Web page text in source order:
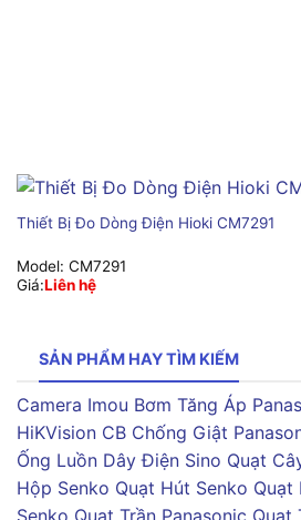
Thiết Bị Đo Dòng Điện Hioki CM7291
Model: CM7291
Giá:Liên hệ
SẢN PHẨM HAY TÌM KIẾM
Camera Imou Bơm Tăng Áp
HiKVision CB Chống Giật
Ống Luồn Dây Điện Sino Quạt
Hộp Senko Quạt Hút Senko Quạt
Senko Quạt Trần Panasonic Quạt